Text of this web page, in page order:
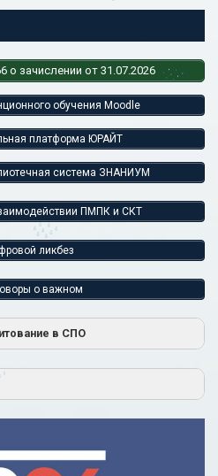
о зачислении от 31.07.2026
обучения Moodle
платформа ЮРАЙТ
система ЗНАНИУМ
ПМПК и СКТ
ликбез
о важном
в СПО
РФ от 17.11.2025 г. № 1824
образовательного
р
родителям
выбор